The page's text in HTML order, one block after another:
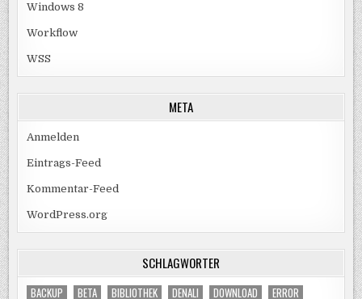
Windows 8
Workflow
WSS
META
Anmelden
Eintrags-Feed
Kommentar-Feed
WordPress.org
SCHLAGWÖRTER
BACKUP BETA BIBLIOTHEK DENALI DOWNLOAD ERROR